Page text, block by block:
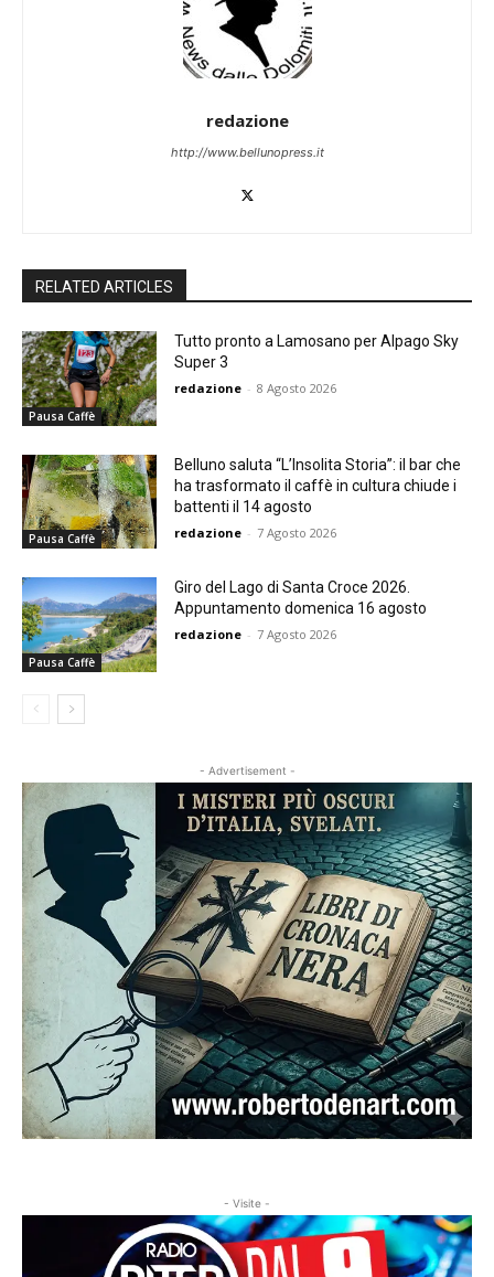
redazione
http://www.bellunopress.it
RELATED ARTICLES
Pausa Caffè
Tutto pronto a Lamosano per Alpago Sky
Super 3
redazione - 8 Agosto 2026
Pausa Caffè
Belluno saluta “L’Insolita Storia”: il bar che
ha trasformato il caffè in cultura chiude i
battenti il 14 agosto
redazione - 7 Agosto 2026
Pausa Caffè
Giro del Lago di Santa Croce 2026.
Appuntamento domenica 16 agosto
redazione - 7 Agosto 2026
- Advertisement -
- Visite -